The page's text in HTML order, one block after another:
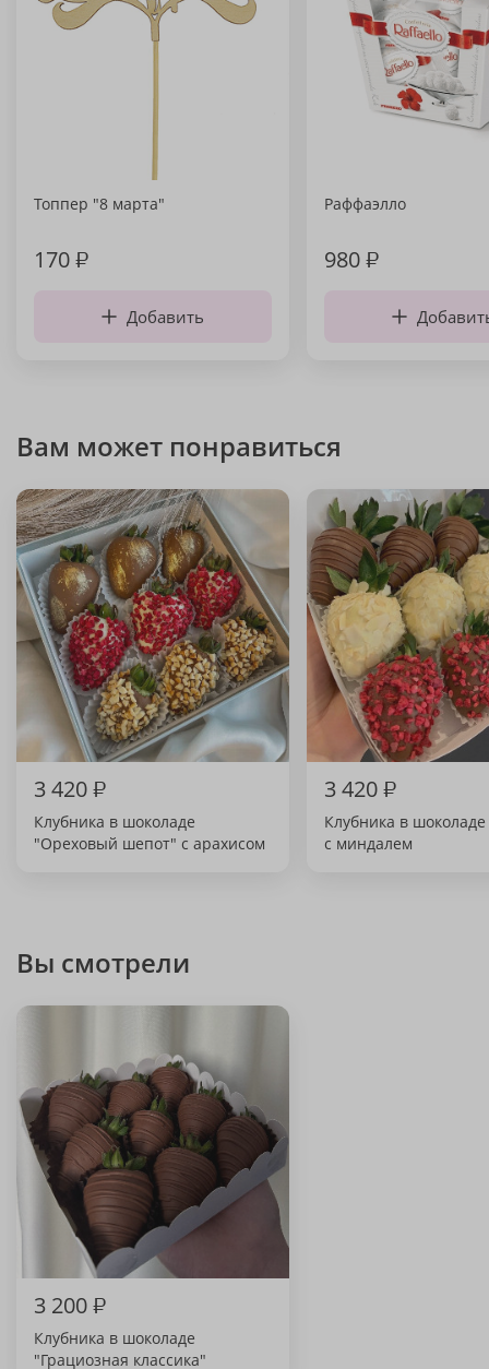
Топпер "8 марта"
170₽
Добавить
Раффаэлло
980₽
Вам может понравиться
3 420₽
Клубника в шоколаде
"Ореховый шепот" с арахисом
3 420₽
Клубника в
с миндалем
Вы смотрели
3 200₽
Клубника в шоколаде
"Грациозная классика"